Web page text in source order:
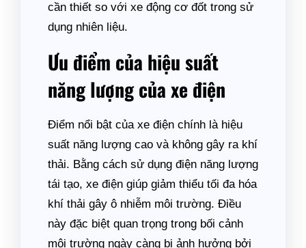
cần thiết so với xe động cơ đốt trong sử
dụng nhiên liệu.
Ưu điểm của hiệu suất
năng lượng của xe điện
Điểm nổi bật của xe điện chính là hiệu
suất năng lượng cao và không gây ra khí
thải. Bằng cách sử dụng điện năng lượng
tái tạo, xe điện giúp giảm thiểu tối đa hóa
khí thải gây ô nhiễm môi trường. Điều
này đặc biệt quan trọng trong bối cảnh
môi trường ngày càng bị ảnh hưởng bởi